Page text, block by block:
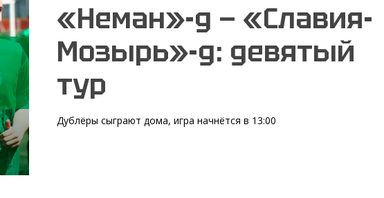
«Неман»-д — «Славия-
Мозырь»-д: девятый
тур
Дублёры сыграют дома, игра начнётся в 13:00